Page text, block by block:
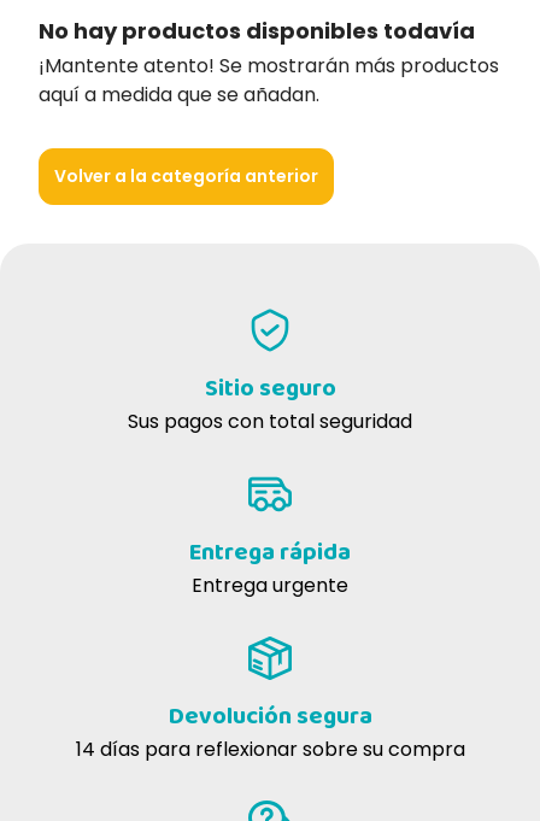
No hay productos disponibles todavía
¡Mantente atento! Se mostrarán más productos
aquí a medida que se añadan.
Volver a la categoría anterior
Sitio seguro
Sus pagos con total seguridad
Entrega rápida
Entrega urgente
Devolución segura
14 días para reflexionar sobre su compra